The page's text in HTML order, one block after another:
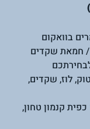
לוז, שקדים,
1/2 כפית הל טחון, 1/2 כפית קנמון טחון,